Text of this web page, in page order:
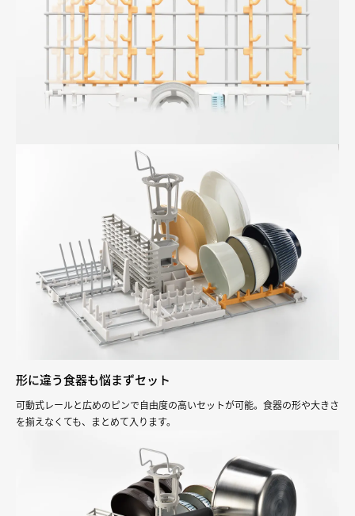
形に違う食器も悩まずセット
可動式レールと広めのピンで自由度の高いセットが可能。食器の形や大きさ
を揃えなくても、まとめて入ります。